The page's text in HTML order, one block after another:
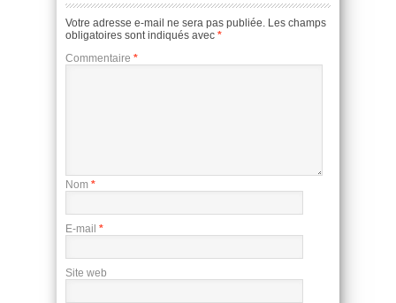
Votre adresse e-mail ne sera pas publiée. Les champs
obligatoires sont indiqués avec *
Commentaire *
Nom *
E-mail *
Site web